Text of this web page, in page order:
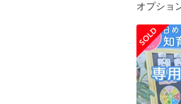
オプショ
まる時計
シート
習い事シ
ットタ
MDFホワ
グネット